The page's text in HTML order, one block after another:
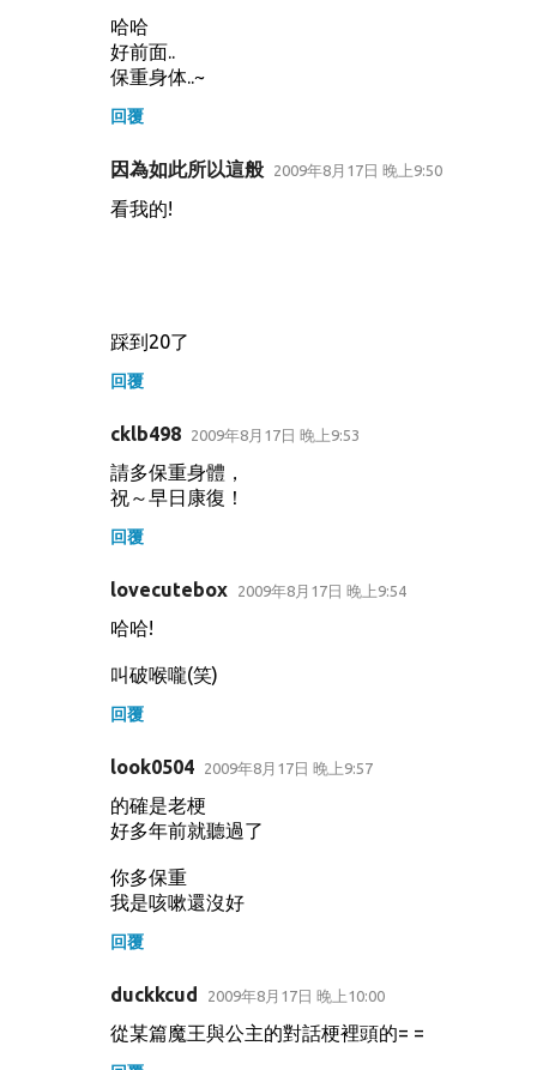
哈哈
好前面..
保重身体..~
回覆
因為如此所以這般 2009年8月17日 晚上9:50
看我的!
踩到20了
回覆
cklb498 2009年8月17日 晚上9:53
請多保重身體，
祝～早日康復！
回覆
lovecutebox 2009年8月17日 晚上9:54
哈哈!
叫破喉嚨(笑)
回覆
look0504 2009年8月17日 晚上9:57
的確是老梗
好多年前就聽過了
你多保重
我是咳嗽還沒好
回覆
duckkcud 2009年8月17日 晚上10:00
從某篇魔王與公主的對話梗裡頭的= =